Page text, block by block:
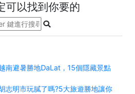
可以找到你要的
南避暑勝地DaLat，15個隱藏景點
志明市玩膩了嗎?5大旅遊勝地讓你